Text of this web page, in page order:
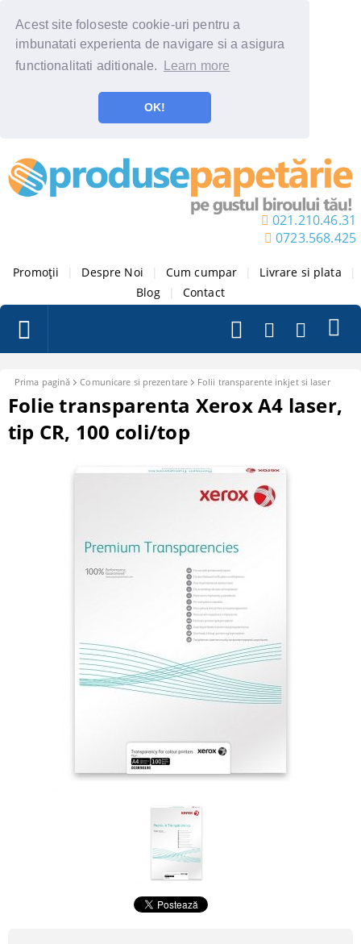
Acest site foloseste cookie-uri pentru a
imbunatati experienta de navigare si a asigura
functionalitati aditionale.
Learn more
OK!
021.210.46.31
0723.568.425
Promoții Despre Noi Cum cumpar Livrare si plata
Blog
Contact
Prima pagină Comunicare si prezentare Folii transparente inkjet si laser
Folie transparenta Xerox A4 laser,
tip CR, 100 coli/top